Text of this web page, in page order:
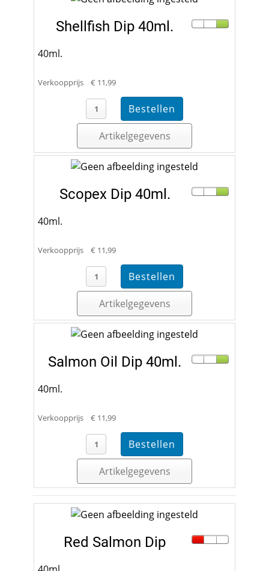
Shellfish Dip 40ml.
40ml.
Verkoopprijs € 11,99
Artikelgegevens
Scopex Dip 40ml.
40ml.
Verkoopprijs € 11,99
Artikelgegevens
Salmon Oil Dip 40ml.
40ml.
Verkoopprijs € 11,99
Artikelgegevens
Red Salmon Dip